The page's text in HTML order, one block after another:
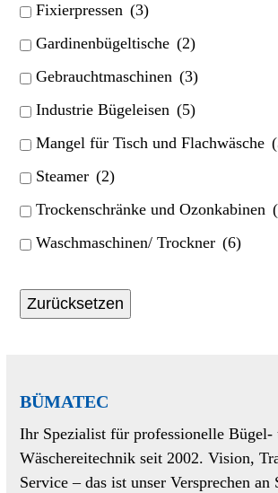
Fixierpressen (3)
Gardinenbügeltische (2)
Gebrauchtmaschinen (3)
Industrie Bügeleisen (5)
Mangel für Tisch und Flachwäsche
Steamer (2)
Trockenschränke und Ozonkabinen
Waschmaschinen/ Trockner (6)
Zurücksetzen
BÜMATEC
Ihr Spezialist für professionelle Bügel-
Wäschereitechnik seit 2002. Vision,
Service – das ist unser Versprechen an